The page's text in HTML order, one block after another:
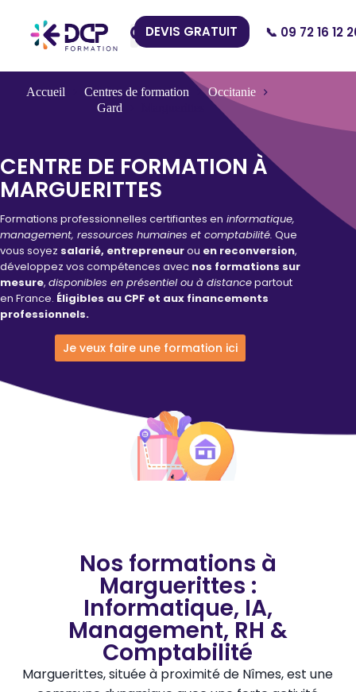
DEVIS GRATUIT 📞 09 72 16 12
Accueil Centres de formation
Occitanie
Gard
CENTRE DE FORMATION À
MARGUERITTES
Formations professionnelles certifiantes en informatique,
management, ressources humaines et comptabilité. Que
vous soyez salarié, entrepreneurou en reconversion,
développez vos compétences avec nos formations sur
mesure, disponibles en présentiel ou à distancepartout
en France. Éligibles au CPF et aux financements
professionnels.
Je veux faire une formation ici
Nos formations à
Marguerittes :
Informatique, IA,
Management, RH &
Comptabilité
Marguerittes, située à proximité de Nîmes, est une